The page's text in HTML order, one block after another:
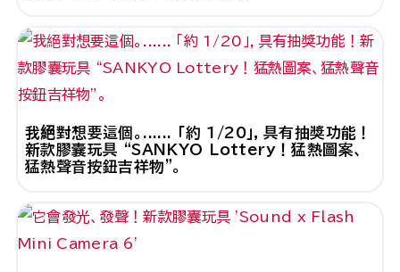
我絕對想要這個。...... 「約 1/20」，具有抽獎功能！
新款膠囊玩具 “SANKYO Lottery！猛熱圖案、
猛熱聲音按鈕吉祥物”。